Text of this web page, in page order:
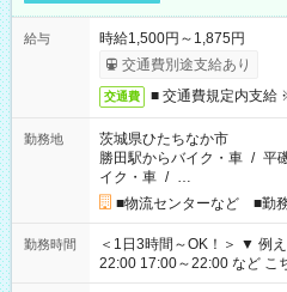
給与
時給1,500円～1,875円
交通費別途支給あり
交通費 ■ 交通費規定内支給
勤務地
茨城県ひたちなか市
勝田駅からバイク・車 / 平
イク・車 / …
■物流センターなど ■勤
勤務時間
＜1日3時間～OK！＞ ▼ 例えば… ▼ 15:00～18:00 15:00～
22:00 17:00～22:00 など こちら以外の時間もお気軽にご相談く
ださい！